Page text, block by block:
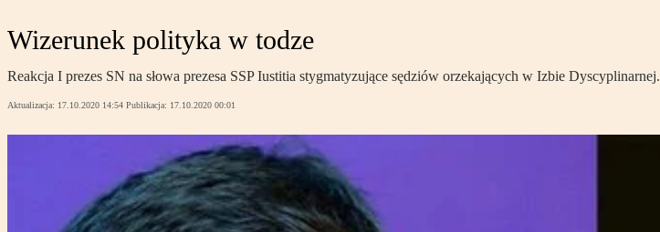
Wizerunek polityka w todze
Reakcja I prezes SN na słowa prezesa SSP Iustitia stygmatyzujące sędziów orzekających w Izbie Dyscyplinarnej.
Aktualizacja: 17.10.2020 14:54 Publikacja: 17.10.2020 00:01